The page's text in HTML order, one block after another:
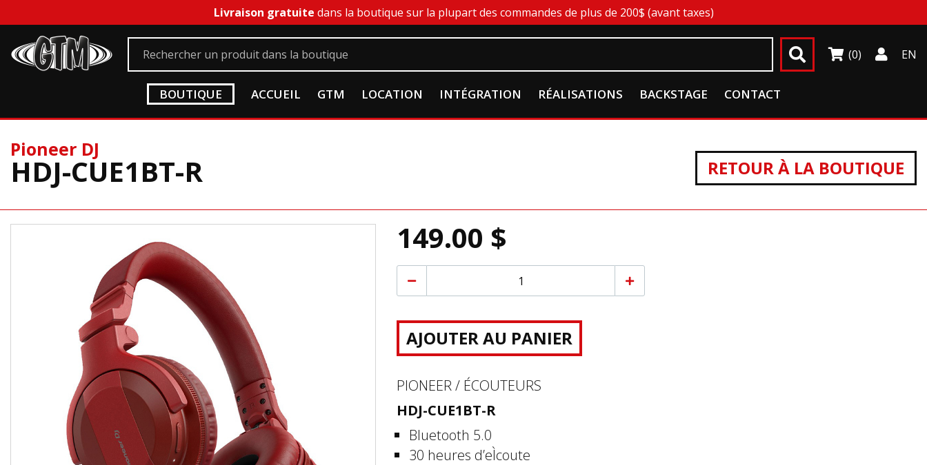
Livraison gratuite dans la boutique sur la plupart des commandes de plus de 200$ (avant taxes)
(0) EN
BOUTIQUE ACCUEIL GTM LOCATION INTÉGRATION RÉALISATIONS BACKSTAGE CONTACT
Pioneer DJ
HDJ-CUE1BT-R RETOUR À LA BOUTIQUE
149.00 $
AJOUTER AU PANIER
PIONEER / ÉCOUTEURS
HDJ-CUE1BT-R
Bluetooth 5.0
30 heures d’eÌcoute